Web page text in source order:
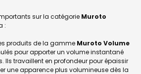
sur la catégorie Muroto
:
produits de la gamme Muroto Volume
pour apporter un volume instantané
Ils travaillent en profondeur pour épaissir
une apparence plus volumineuse dès la